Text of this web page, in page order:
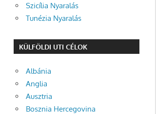
Szicília Nyaralás
Tunézia Nyaralás
KÜLFÖLDI UTI CÉLOK
Albánia
Anglia
Ausztria
Bosznia Hercegovina